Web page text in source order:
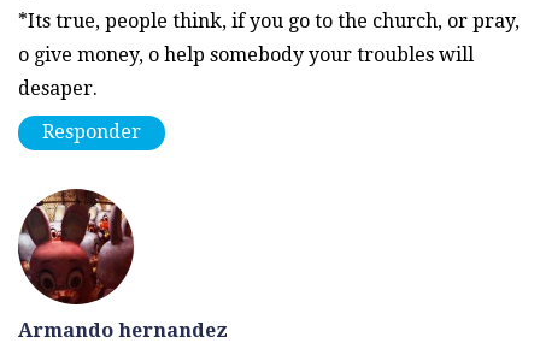
*Its true, people think, if you go to the church, or pray,
o give money, o help somebody your troubles will
desaper.
Responder
Armando hernandez